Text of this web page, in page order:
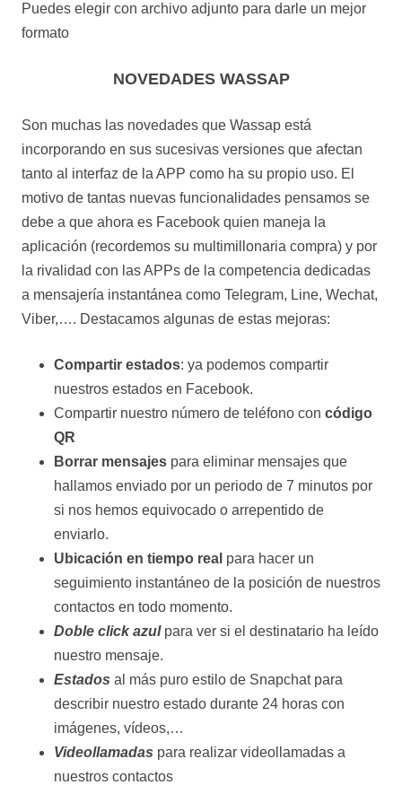
Puedes elegir con archivo adjunto para darle un mejor
formato
NOVEDADES WASSAP
Son muchas las novedades que Wassap está
incorporando en sus sucesivas versiones que afectan
tanto al interfaz de la APP como ha su propio uso. El
motivo de tantas nuevas funcionalidades pensamos se
debe a que ahora es Facebook quien maneja la
aplicación (recordemos su multimillonaria compra) y por
la rivalidad con las APPs de la competencia dedicadas
a mensajería instantánea como Telegram, Line, Wechat,
Viber,…. Destacamos algunas de estas mejoras:
Compartir estados: ya podemos compartir
nuestros estados en Facebook.
Compartir nuestro número de teléfono con código
QR
Borrar mensajes para eliminar mensajes que
hallamos enviado por un periodo de 7 minutos por
si nos hemos equivocado o arrepentido de
enviarlo.
Ubicación en tiempo real para hacer un
seguimiento instantáneo de la posición de nuestros
contactos en todo momento.
Doble click azulpara ver si el destinatario ha leído
nuestro mensaje.
Estados al más puro estilo de Snapchat para
describir nuestro estado durante 24 horas con
imágenes, vídeos,…
Videollamadas para realizar videollamadas a
nuestros contactos